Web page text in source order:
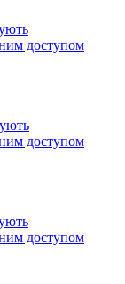
доступом
доступом
доступом